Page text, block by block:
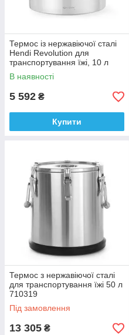
Термос із нержавіючої сталі
Hendi Revolution для
транспортування їжі, 10 л
Код 710197
В наявності
5 592 ₴
Купити
Термос з нержавіючої сталі
для транспортування їжі 50 л
710319
Під замовлення
13 305 ₴